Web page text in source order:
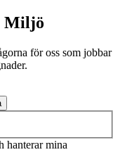
Miljö
för oss som jobbar
hanterar mina